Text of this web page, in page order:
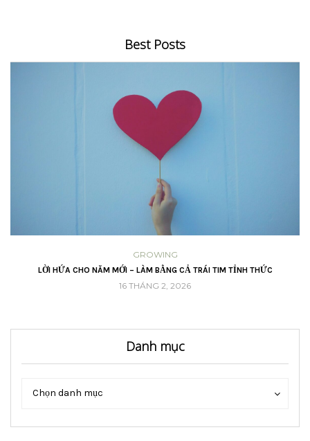
Best Posts
GROWING
LỜI HỨA CHO NĂM MỚI – LÀM BẰNG CẢ TRÁI TIM TỈNH THỨC
16 THÁNG 2, 2026
Danh mục
Chọn danh mục
Danh